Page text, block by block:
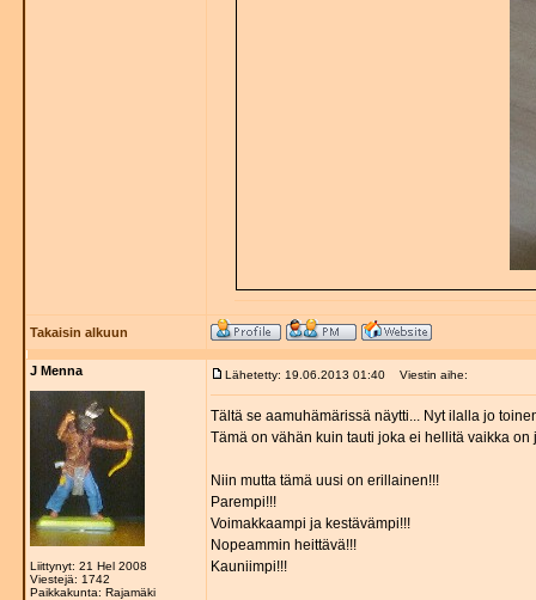
Takaisin alkuun
J Menna
Liittynyt: 21 Hel 2008
Viestejä: 1742
Paikkakunta: Rajamäki
Lähetetty: 19.06.2013 01:40 Viestin aihe:
Tältä se aamuhämärissä näytti... Nyt ilalla jo
Tämä on vähän kuin tauti joka ei hellitä vaikka
Niin mutta tämä uusi on erillainen!!!
Parempi!!!
Voimakkaampi ja kestävämpi!!!
Nopeammin heittävä!!!
Kauniimpi!!!